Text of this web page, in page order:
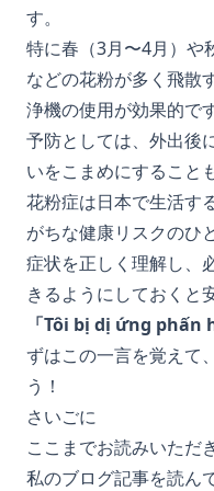
す。
特に春（3月〜4月）や
などの花粉が多く飛散
浄機の使用が効果的です
予防としては、外出後
いをこまめにすること
花粉症は日本で生活す
がちな健康リスクのひ
症状を正しく理解し、
きるようにしておくと
「Tôi bị dị ứng phấn
ずはこの一言を覚えて
う！
さいごに
ここまでお読みいただ
私のブログ記事を読ん